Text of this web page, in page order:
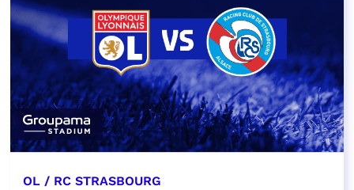
OL / RC STRASBOURG